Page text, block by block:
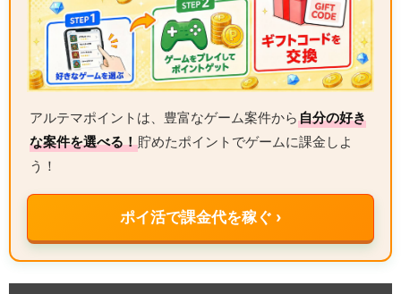
アルテマポイントは、豊富なゲーム案件から自分の好き
な案件を選べる！貯めたポイントでゲームに課金しよ
う！
ポイ活で課金代を稼ぐ ›